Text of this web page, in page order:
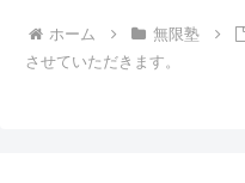
ホーム 無限塾
させていただきます。